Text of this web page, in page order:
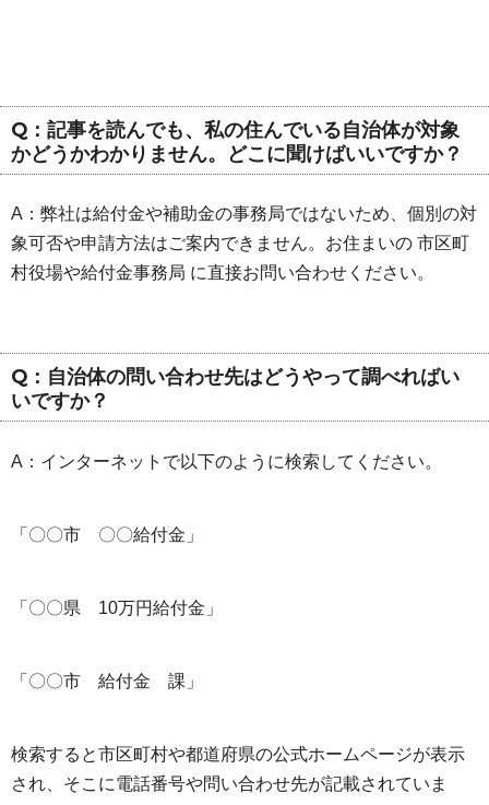
Q：記事を読んでも、私の住んでいる自治体が対象
かどうかわかりません。どこに聞けばいいですか？
A：弊社は給付金や補助金の事務局ではないため、個別の対
象可否や申請方法はご案内できません。お住まいの 市区町
村役場や給付金事務局 に直接お問い合わせください。
Q：自治体の問い合わせ先はどうやって調べればい
いですか？
A：インターネットで以下のように検索してください。
「〇〇市 〇〇給付金」
「〇〇県 10万円給付金」
「〇〇市 給付金 課」
検索すると市区町村や都道府県の公式ホームページが表示
され、そこに電話番号や問い合わせ先が記載されていま